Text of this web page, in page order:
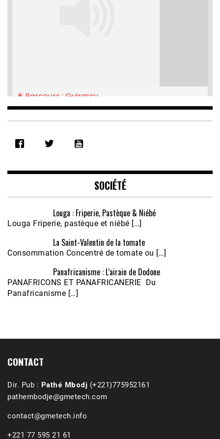
RSS FEED
EMBED
Parcours : Guirassy
Feb 16, 2021 • 28:08
Écoutez le parcours de Claudiane Kapia
Nobana (Podologue)
Feb 24, 2021 • 28mn
SOCIÉTÉ
Louga : Friperie, Pastèque & Niébé
Louga Friperie, pastèque et niébé […]
La Saint-Valentin de la tomate
Consommation Concentré de tomate ou […]
Panafricanisme : L’airain de Dodone
PANAFRICONS ET PANAFRICANERIE Du
Panafricanisme […]
CONTACT
Dir. Pub : Pathé Mbodj (+221)775952161
pathembodje@gmetech.com
contact@gmetech.info
+221 77 595 21 61